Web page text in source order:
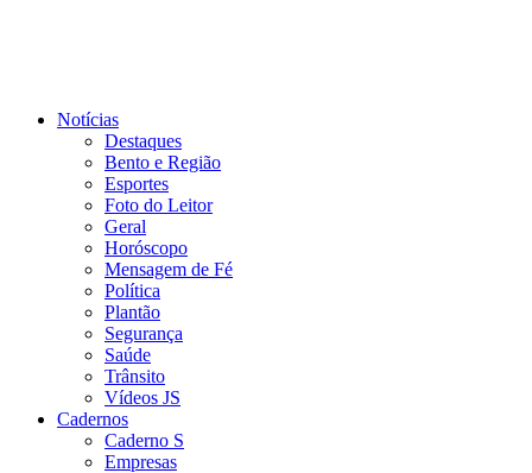
Notícias
Destaques
Bento e Região
Esportes
Foto do Leitor
Geral
Horóscopo
Mensagem de Fé
Política
Plantão
Segurança
Saúde
Trânsito
Vídeos JS
Cadernos
Caderno S
Empresas